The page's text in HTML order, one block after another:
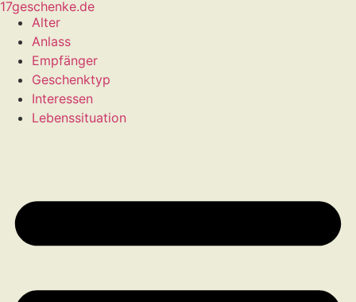
17geschenke.de
Alter
Anlass
Empfänger
Geschenktyp
Interessen
Lebenssituation